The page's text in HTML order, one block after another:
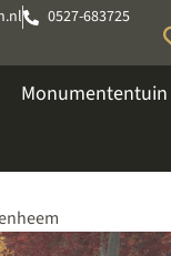
0527-683725
Monumententuin